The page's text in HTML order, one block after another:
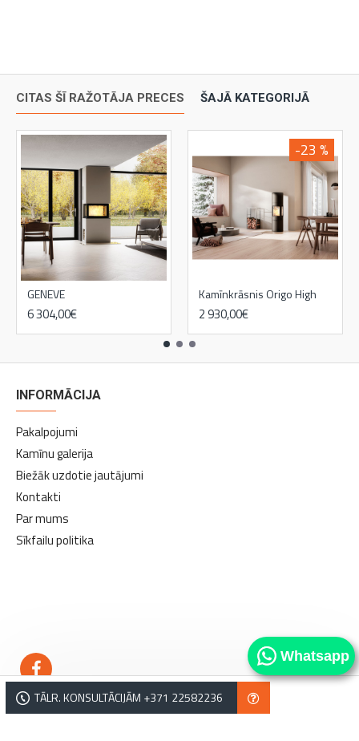
Whatsapp
TĀLR. KONSULTĀCIJĀM +371 22582236
CITAS ŠĪ RAŽOTĀJA PRECES ŠAJĀ KATEGORIJĀ
GENEVE
6 304,00€
-23 %
Kamīnkrāsnis Origo High
2 930,00€
INFORMĀCIJA
Pakalpojumi
Kamīnu galerija
Biežāk uzdotie jautājumi
Kontakti
Par mums
Sīkfailu politika